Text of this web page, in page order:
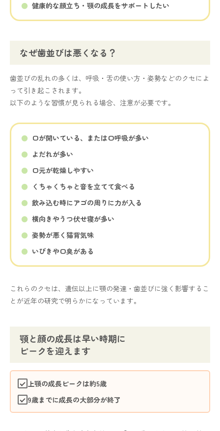
健康的な顔立ち・顎の成長をサポートしたい
なぜ歯並びは悪くなる？
歯並びの乱れの多くは、呼吸・舌の使い方・姿勢などのクセによ
って引き起こされます。
以下のような習慣が見られる場合、注意が必要です。
口が開いている、または口呼吸が多い
よだれが多い
口元が乾燥しやすい
くちゃくちゃと音を立てて食べる
飲み込む時にアゴの周りに力が入る
横向きやうつ伏せ寝が多い
姿勢が悪く猫背気味
いびきや口臭がある
これらのクセは、遺伝以上に顎の発達・歯並びに強く影響するこ
とが近年の研究で明らかになっています。
顎と顔の成長は早い時期に
ピークを迎えます
上顎の成長ピークは約5歳
9歳までに成長の大部分が終了